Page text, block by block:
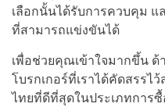
เลือกนั้นได้รับการควบคุม แ
ที่สามารถแข่งขันได้
เพื่อช่วยคุณเข้าใจมากขึ้น
โบรกเกอร์ที่เราได้คัดสรร
ไทยที่ดีที่สุดในประเภทการ